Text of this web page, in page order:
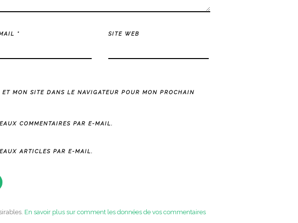
* SITE WEB
MON SITE DANS LE NAVIGATEUR POUR MON PROCHAIN
COMMENTAIRES PAR E-MAIL.
ARTICLES PAR E-MAIL.
En savoir plus sur comment les données de vos commentaires